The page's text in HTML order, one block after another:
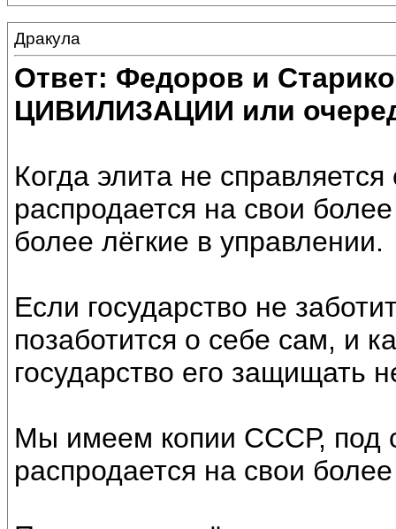
Дракула
Ответ: Федоров и
ЦИВИЛИЗАЦИИ или
Когда элита не
распродается на свои
более лёгкие в управлении.
Если государство не
позаботится о себе сам, и
государство его защищать
Мы имеем копии СССР, под
распродается на свои